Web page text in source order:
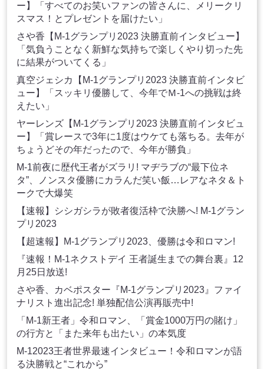
ー】「すべてのお笑いファンの皆さんに、メリークリ
スマス！とプレゼントを届けたい」
さや香【M-1グランプリ2023 決勝直前インタビュー】
「気負うことなく新鮮な気持ちで楽しくやり切った先
に結果がついてくる」
真空ジェシカ【M-1グランプリ2023 決勝直前インタビ
ュー】「スッキリ優勝して、今年でＭ-1への挑戦は終
えたい」
ヤーレンズ【M-1グランプリ2023 決勝直前インタビュ
ー】「賞レースで3年に1度はウケても落ちる。去年が
ちょうどその年だったので、今年が勝負」
M-1前夜に歴代王者がズラリ! マヂラブの“最下位ネ
タ”、ノンスタ優勝にカラんだ笑い飯…レアなネタ＆ト
ークで大爆笑
【速報】シシガシラが敗者復活枠で決勝へ! M-1グラン
プリ2023
【超速報】M-1グランプリ2023、優勝は令和ロマン!
『速報！M-1ネクストデイ 王者誕生までの舞台裏』12
月25日放送!
さや香、カベポスター『M-1グランプリ2023』ファイ
ナリスト進出記念! 単独配信公演再販売中!
「M-1新王者」令和ロマン、「賞金1000万円の賭け」
の行方と「また来年も出たい」の本気度
M-12023王者世界最速インタビュー！令和ロマンが語
る決勝戦と“これから”